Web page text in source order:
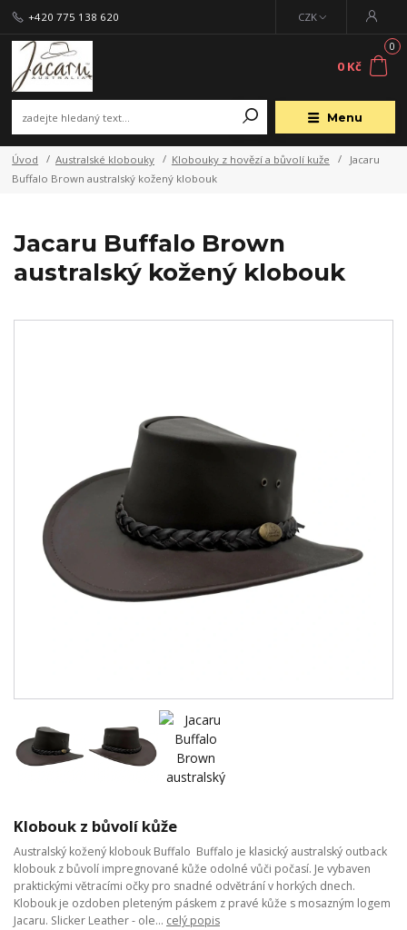
Menu
CZK
+420 775 138 620
0
0 Kč
Úvod Australské klobouky Klobouky z hovězí a bůvolí kuže
Jacaru
Buffalo Brown australský kožený klobouk
Jacaru Buffalo Brown
australský kožený klobouk
Klobouk z bůvolí kůže
Australský kožený klobouk Buffalo Buffalo je klasický australský outback
klobouk z bůvolí impregnované kůže odolné vůči počasí. Je vybaven
praktickými větracími očky pro snadné odvětrání v horkých dnech.
Klobouk je ozdoben pleteným páskem z pravé kůže s mosazným logem
Jacaru. Slicker Leather - ole... celý popis